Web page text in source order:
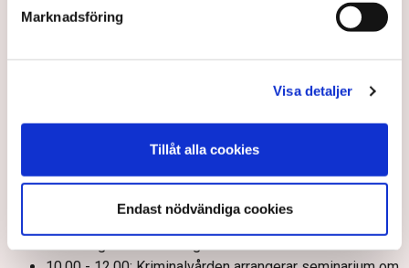
Marknadsföring
Visa detaljer
Tillåt alla cookies
Endast nödvändiga cookies
miljöområdet, en europeisk ekonomisk
kvalitetsarbeten.
Ungern: Ledarna för Visegradländerna (Ungern, Polen,
08.00: Jordbruksverket: Ekonomisk kalkyl för
jordbrukssektorn, prognos för utvecklingen 2024-2025.
08.00: SCB: Betalningsbalansen samt Statliga anslag till